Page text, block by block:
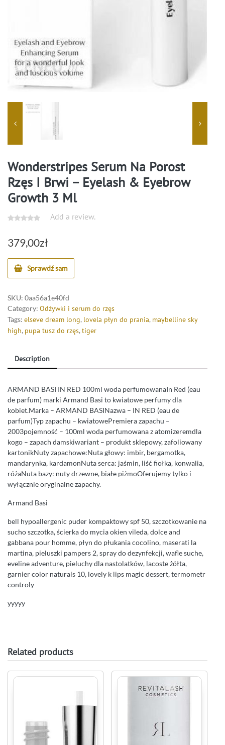
Wonderstripes Serum Na Porost
Rzęs I Brwi – Eyelash & Eyebrow
Growth 3 Ml
Add a review.
379,00zł
Sprawdź sam
SKU: 0aa56a1e40fd
Category: Odżywki i serum do rzęs
Tags: elseve dream long, lovela płyn do prania, maybelline sky
high, pupa tusz do rzęs,tiger
Description
ARMAND BASI IN RED 100ml woda perfumowanaIn Red (eau
de parfum) marki Armand Basi to kwiatowe perfumy dla
kobiet.Marka – ARMAND BASINazwa – IN RED (eau de
parfum)Typ zapachu – kwiatowePremiera zapachu –
2003pojemność – 100ml woda perfumowana z atomizeremdla
kogo – zapach damskiwariant – produkt sklepowy, zafoliowany
kartonikNuty zapachowe:Nuta głowy: imbir, bergamotka,
mandarynka, kardamonNuta serca: jaśmin, liść fiołka, konwalia,
różaNuta bazy: nuty drzewne, białe piżmoOferujemy tylko i
wyłącznie oryginalne zapachy.
Armand Basi
bell hypoallergenic puder kompaktowy spf 50, szczotkowanie na
sucho szczotka, ścierka do mycia okien vileda, dolce and
gabbana pour homme, płyn do płukania cocolino, maserati la
martina, pieluszki pampers 2, spray do dezynfekcji, wafle suche,
eveline adventure, pieluchy dla nastolatków, lacoste żółta,
garnier color naturals 10, lovely k lips magic dessert, termometr
controly
yyyyy
Related products